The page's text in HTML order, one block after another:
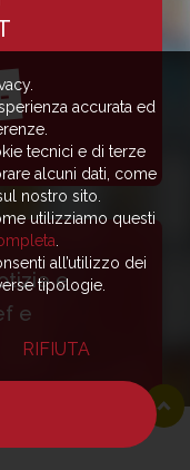
e
e
accurata ed
tecnici e di terze
alcuni dati, come
nostro sito.
utilizziamo questi
all’utilizzo dei
tipologie.
RIFIUTA